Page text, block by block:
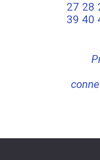
27 28
39 40